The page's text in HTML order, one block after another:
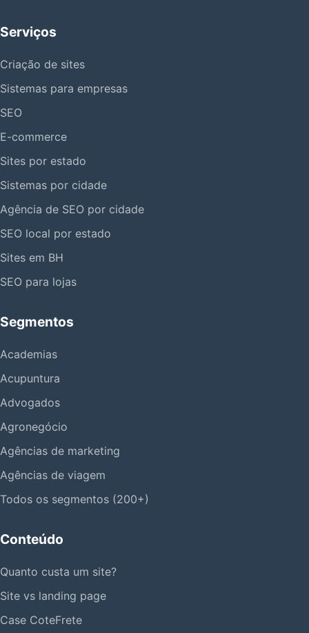
Serviços
Criação de sites
Sistemas para empresas
SEO
E-commerce
Sites por estado
Sistemas por cidade
Agência de SEO por cidade
SEO local por estado
Sites em BH
SEO para lojas
Segmentos
Academias
Acupuntura
Advogados
Agronegócio
Agências de marketing
Agências de viagem
Todos os segmentos (200+)
Conteúdo
Quanto custa um site?
Site vs landing page
Case CoteFrete